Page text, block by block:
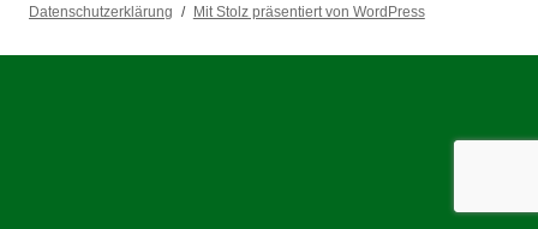
Datenschutzerklärung Mit Stolz präsentiert von WordPress